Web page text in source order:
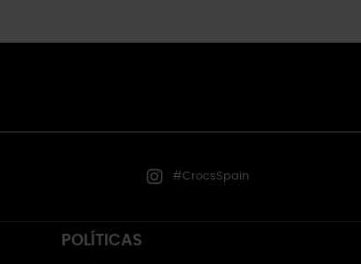
#CrocsSpain
POLÍTICAS